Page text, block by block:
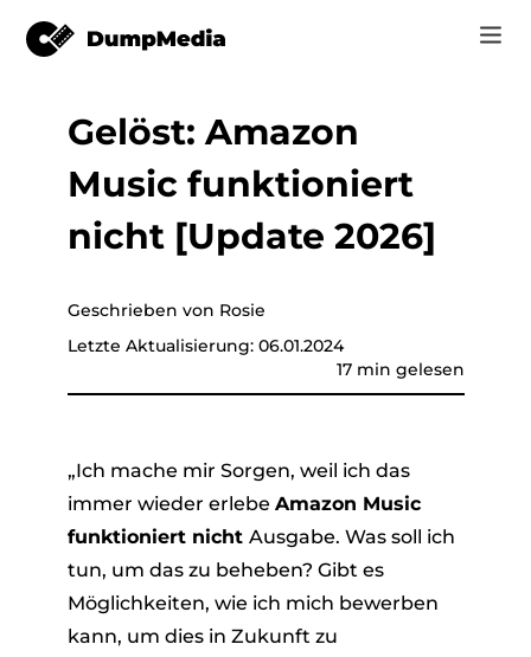
Musik
Video
Online-Tools
Spotify zu mp3
YouTube Music zu MP3
Apple Music zu MP3
Wie man
Anmelden
Jetzt registrieren
Gelöst: Amazon
Music funktioniert
nicht [Update 2026]
Geschrieben von Rosie
Letzte Aktualisierung: 06.01.2024
17 min gelesen
„Ich mache mir Sorgen, weil ich das
immer wieder erlebe Amazon Music
funktioniert nicht Ausgabe. Was soll ich
tun, um das zu beheben? Gibt es
Möglichkeiten, wie ich mich bewerben
kann, um dies in Zukunft zu